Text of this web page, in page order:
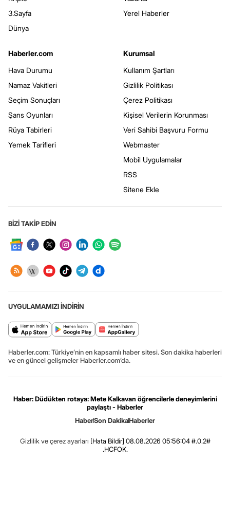
3.Sayfa
Dünya
Yerel Haberler
Haberler.com
Hava Durumu
Namaz Vakitleri
Seçim Sonuçları
Şans Oyunları
Rüya Tabirleri
Yemek Tarifleri
Kurumsal
Kullanım Şartları
Gizlilik Politikası
Çerez Politikası
Kişisel Verilerin Korunması
Veri Sahibi Başvuru Formu
Webmaster
Mobil Uygulamalar
RSS
Sitene Ekle
BİZİ TAKİP EDİN
UYGULAMAMIZI İNDİRİN
Haberler.com: Türkiye’nin en kapsamlı haber sitesi. Son dakika haberleri
ve en güncel gelişmeler Haberler.com’da.
Haber: Düdükten rotaya: Mete Kalkavan öğrencilerle deneyimlerini
paylaştı - Haberler
HaberSon DakikaHaberler
Gizlilik ve çerez ayarları [Hata Bildir] 08.08.2026 05:56:04 #.0.2#
.HCFOK.